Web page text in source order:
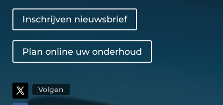
Inschrijven nieuwsbrief
Plan online uw onderhoud
Volgen